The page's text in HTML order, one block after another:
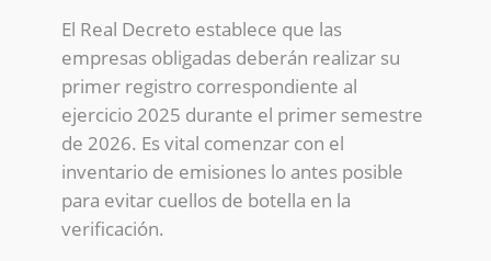
El Real Decreto establece que las
empresas obligadas deberán realizar su
primer registro correspondiente al
ejercicio 2025 durante el primer semestre
de 2026. Es vital comenzar con el
inventario de emisiones lo antes posible
para evitar cuellos de botella en la
verificación.